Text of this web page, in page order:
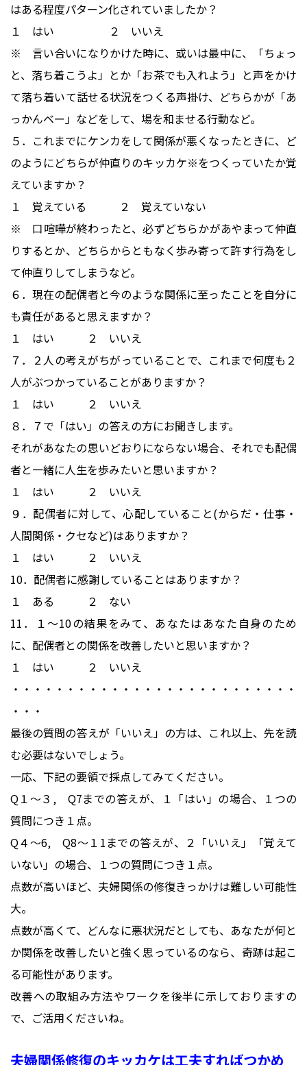
はある程度パターン化されていましたか？
１ はい ２ いいえ
※ 言い合いになりかけた時に、或いは最中に、「ちょっ
と、落ち着こうよ」とか「お茶でも入れよう」と声をかけ
て落ち着いて話せる状況をつくる声掛け、どちらかが「あ
っかんベー」などをして、場を和ませる行動など。
５．これまでにケンカをして関係が悪くなったときに、ど
のようにどちらが仲直りのキッカケ※をつくっていたか覚
えていますか？
１ 覚えている ２ 覚えていない
※ 口喧嘩が終わったと、必ずどちらかがあやまって仲直
りするとか、どちらからともなく歩み寄って許す行為をし
て仲直りしてしまうなど。
６．現在の配偶者と今のような関係に至ったことを自分に
も責任があると思えますか？
１ はい ２ いいえ
７．２人の考えがちがっていることで、これまで何度も２
人がぶつかっていることがありますか？
１ はい ２ いいえ
８．７で「はい」の答えの方にお聞きします。
それがあなたの思いどおりにならない場合、それでも配偶
者と一緒に人生を歩みたいと思いますか？
１ はい ２ いいえ
９．配偶者に対して、心配していること(からだ・仕事・
人間関係・クセなど)はありますか？
１ はい ２ いいえ
10．配偶者に感謝していることはありますか？
１ ある ２ ない
11．１～10の結果をみて、あなたはあなた自身のため
に、配偶者との関係を改善したいと思いますか？
１ はい ２ いいえ
・・・・・・・・・・・・・・・・・・・・・・・・・・
・・・
最後の質問の答えが「いいえ」の方は、これ以上、先を読
む必要はないでしょう。
一応、下記の要領で採点してみてください。
Q１～３, Q7までの答えが、１「はい」の場合、１つの
質問につき１点。
Q４～6, Q8～１1までの答えが、２「いいえ」「覚えて
いない」の場合、１つの質問につき１点。
点数が高いほど、夫婦関係の修復きっかけは難しい可能性
大。
点数が高くて、どんなに悪状況だとしても、あなたが何と
か関係を改善したいと強く思っているのなら、奇跡は起こ
る可能性があります。
改善への取組み方法やワークを後半に示しておりますの
で、ご活用くださいね。
夫婦関係修復のキッカケは工夫すればつかめ